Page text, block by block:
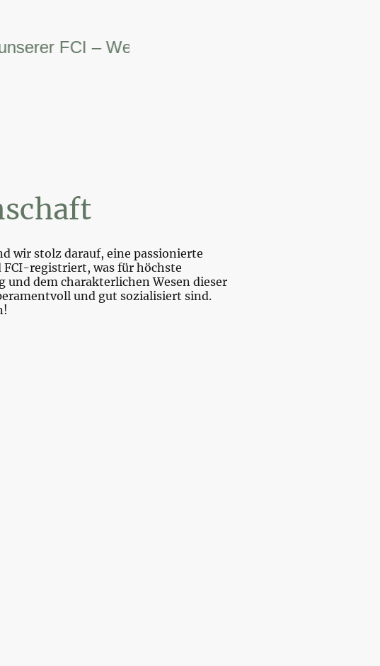
FCI – Weltsiegerin.
wir stolz darauf, eine passionierte
registriert, was für höchste
dem charakterlichen Wesen dieser
und gut sozialisiert sind.